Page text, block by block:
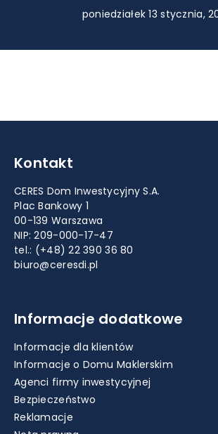
poniedziałek 13 stycznia,
Kontakt
CERES Dom Inwestycyjny S.A.
Plac Bankowy 1
00-139 Warszawa
NIP: 209-000-17-47
tel.: (+48) 22 390 36 80
biuro@ceresdi.pl
Informacje dodatkowe
Informacje dla klientów
Informacje o Domu Maklerskim
Agenci firmy inwestycyjnej
Bezpieczeństwo
Reklamacje